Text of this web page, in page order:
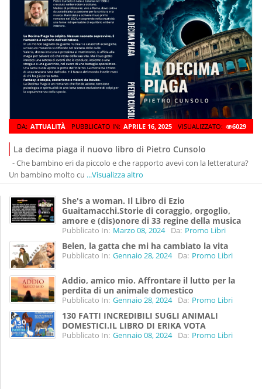
DA: ATTUALITÀ PUBBLICATO IN: APRILE 16, 2025 VISUALIZZATO: 6029
La decima piaga il nuovo libro di Pietro Cunsolo
- Che bambino eri da piccolo e che rapporto avevi con la letteratura?
Un bambino molto cu ...Visualizza altro
She's a woman. Il Libro di Ezio
Guaitamacchi.Storie di coraggio, orgoglio,
amore e (dis)onore di 33 regine della musica
Pubblicato In: Marzo 08, 2024 Da: Promo Libri
Belen, la gatta che mi ha cambiato la vita
Pubblicato In: Gennaio 28, 2024 Da: Promo Libri
Addio, amico mio. Affrontare il lutto per la
perdita di un animale domestico
Pubblicato In: Gennaio 28, 2024 Da: Promo Libri
130 FATTI INCREDIBILI SUGLI ANIMALI
DOMESTICI.IL LIBRO DI ERIKA VOTA
Pubblicato In: Gennaio 08, 2024 Da: Promo Libri